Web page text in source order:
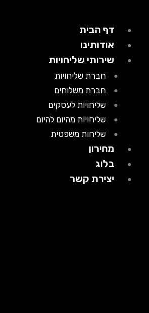
דף הבית
אודותינו
שירותי שליחויות
חברת שליחויות
חברת משלוחים
שליחויות לעסקים
שליחויות מהיום להיום
שליחות משפטית
מחירון
בלוג
יצירת קשר